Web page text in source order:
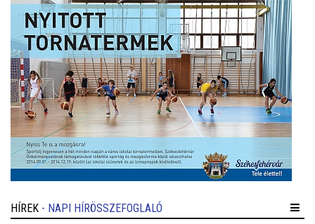
HÍREK - NAPI HÍRÖSSZEFOGLALÓ